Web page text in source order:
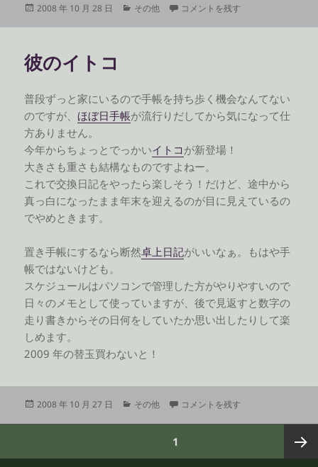
投
2008 年 10 月 28 日
カ
その他 トドックを利用するにはクレジッ
コメントを残す
彼のイトコ
普段ずっと家にいるので手帳を持ち歩く機会なんてない
のですが、ほぼ日手帳が流行りだしてから気になって仕
方ありません。
今年からちょっとでっかいイトコ が新登場！
大きさも重さも結構なものですよねー。
これで交換日記をやったら楽しそう！だけど、途中から
真っ白になったまま年末を迎えるのが目に見えているの
でやめときます。
置き手帳にするなら断然卓上日記がいいなぁ。もはや手
帳ではないけども。
スケジュールはパソコンで管理した方がやりやすいので
日々のメモとして使っていますが、後で見返すと数字の
走り書きからその日何をしていたか思い出したりして楽
しめます。
2009 年の替玉買わないと！
投
2008 年 10 月 27 日
カ
その他 彼のイトコ に
コメントを残す
1